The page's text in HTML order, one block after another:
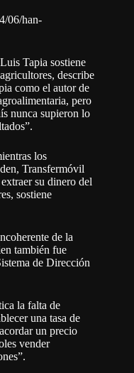
06/han-
Tapia sostiene
describe
como el autor de
pero
nunca supieron lo
los
Transfermóvil
su dinero del
sostiene
de la
también fue
de Dirección
la falta de
una tasa de
un precio
vender